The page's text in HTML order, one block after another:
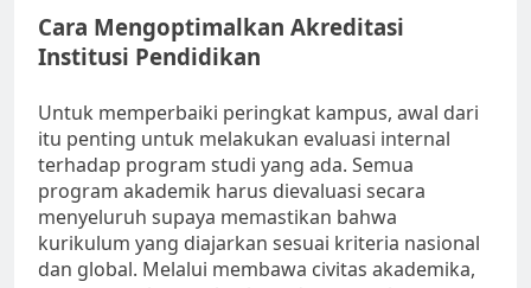
Cara Mengoptimalkan Akreditasi
Institusi Pendidikan
Untuk memperbaiki peringkat kampus, awal dari
itu penting untuk melakukan evaluasi internal
terhadap program studi yang ada. Semua
program akademik harus dievaluasi secara
menyeluruh supaya memastikan bahwa
kurikulum yang diajarkan sesuai kriteria nasional
dan global. Melalui membawa civitas akademika,